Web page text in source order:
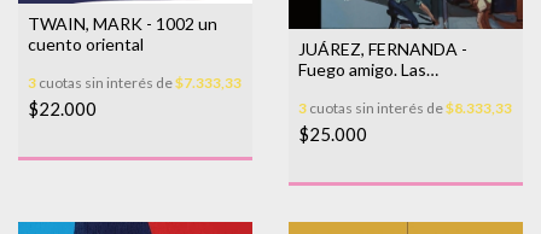
TWAIN, MARK - 1002 un
cuento oriental
3 cuotas sin interés de$7.333,33
$22.000
JUÁREZ, FERNANDA -
Fuego amigo. Las
Tercero
3 cuotas sin interés de$8.333,33
$25.000